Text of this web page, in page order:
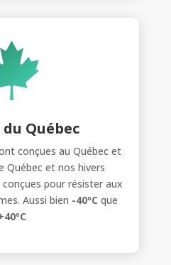
Québec
conçues au Québec et
Québec et nos hivers
pour résister aux
Aussi bien -40ºC que